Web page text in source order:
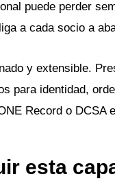
puede perder
a cada socio a
y extensible.
para identidad,
Record o DCSA
esta